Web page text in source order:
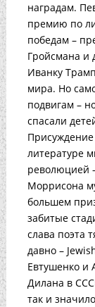
наградам.
премию по
победам –
Гройсмана и
Иванку
мира. Но
подвигам –
спасали
литературе
революцией
Моррисона
большем
забитые
слава поэта
давно –
Евтушенко и
Дилана в
так и